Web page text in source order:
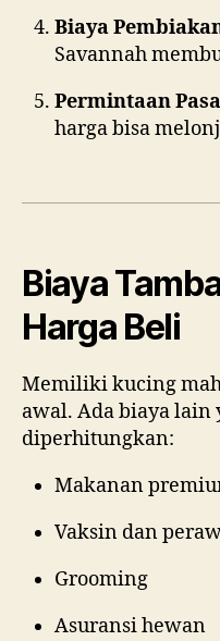
Biaya
Savannah
Permintaan
harga bisa
Biaya
Harga Beli
Memiliki kucing
awal. Ada biaya lain
diperhitungkan:
Makanan
Vaksin dan
Grooming
Asuransi hewan